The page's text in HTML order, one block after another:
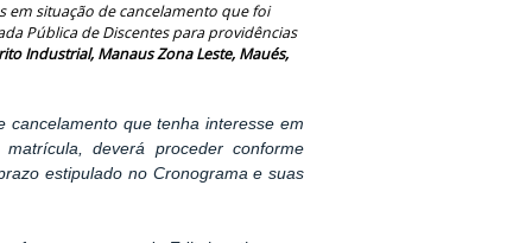
em situação de cancelamento que foi
Pública de Discentes para providências
Industrial, Manaus Zona Leste, Maués,
cancelamento que tenha interesse em
deverá proceder conforme
estipulado no Cronograma e suas